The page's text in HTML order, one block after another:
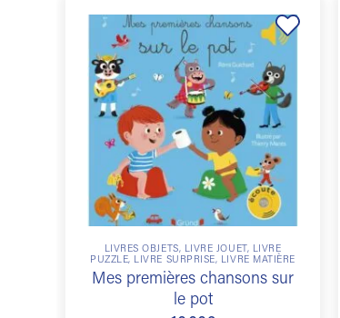
Ajouter
liste de
souhaits
LIVRES OBJETS, LIVRE JOUET, LIVRE
PUZZLE, LIVRE SURPRISE, LIVRE MATIÈRE
Mes premières chansons sur
le pot